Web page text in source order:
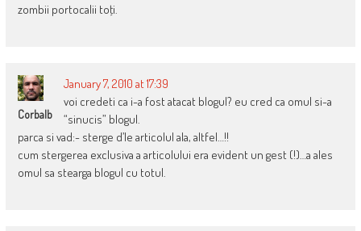
zombii portocalii toţi.
Corbalb
January 7, 2010 at 17:39
voi credeti ca i-a fost atacat blogul? eu cred ca omul si-a
“sinucis” blogul.
parca si vad:- sterge d’le articolul ala, altfel…!!
cum stergerea exclusiva a articolului era evident un gest (!)…a ales
omul sa stearga blogul cu totul.